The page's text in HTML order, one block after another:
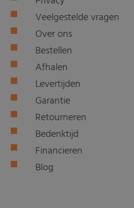
Veelgestelde vragen
Over ons
Bestellen
Afhalen
Levertijden
Garantie
Retourneren
Bedenktijd
Financieren
Blog